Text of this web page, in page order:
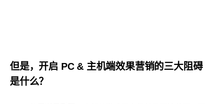
但是，开启 PC & 主机端效果营销的三大阻碍
是什么？